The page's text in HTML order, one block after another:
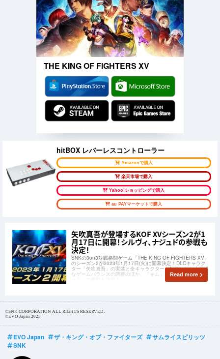
THE KING OF FIGHTERS XV
hitBOX レバーレスコントローラー
Amazonで購入
楽天市場で購入
Yahoo!ショッピングで購入
au PAYマーケットで購入
矢吹真吾が登場するKOF XVシーズン2が1
月17日に開幕！シルヴィ、ナジュドの参戦も
決定！
SNKの3on3対戦格闘ゲーム「THE KING OF FIGHTERS XV」
のシーズン2が2023年1月17日(火)に開幕決定！DLCキャラク
ター「矢吹真吾」の実装と全キャラクターを対象にした大規模
なゲームバランスの調整のほか、「キム」「シルヴィ」「ナジ
Read more
©SNK CORPORATION ALL RIGHTS RESERVED.
©EVO Japan 2023
EVO Japan ザ・キング・オブ・ファイターズ
サムライスピリッツ
SNK